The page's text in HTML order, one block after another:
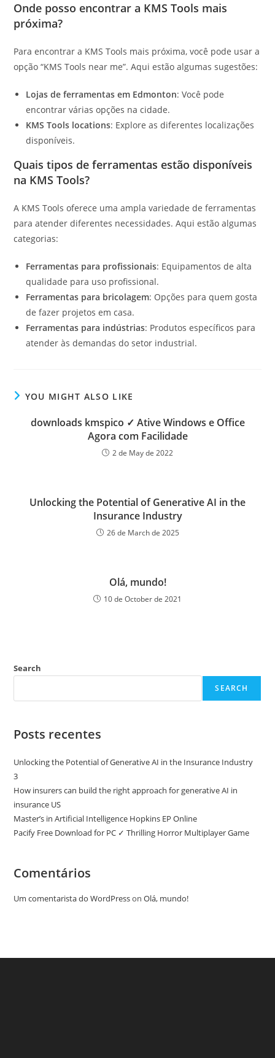
Onde posso encontrar a KMS Tools mais
próxima?
Para encontrar a KMS Tools mais próxima, você pode usar a
opção “KMS Tools near me”. Aqui estão algumas sugestões:
Lojas de ferramentas em Edmonton: Você pode
encontrar várias opções na cidade.
KMS Tools locations: Explore as diferentes localizações
disponíveis.
Quais tipos de ferramentas estão disponíveis
na KMS Tools?
A KMS Tools oferece uma ampla variedade de ferramentas
para atender diferentes necessidades. Aqui estão algumas
categorias:
Ferramentas para profissionais: Equipamentos de alta
qualidade para uso profissional.
Ferramentas para bricolagem: Opções para quem gosta
de fazer projetos em casa.
Ferramentas para indústrias: Produtos específicos para
atender às demandas do setor industrial.
YOU MIGHT ALSO LIKE
downloads kmspico ✓ Ative Windows e Office
Agora com Facilidade
2 de May de 2022
Unlocking the Potential of Generative AI in the
Insurance Industry
26 de March de 2025
Olá, mundo!
10 de October de 2021
Search
SEARCH
Posts recentes
Unlocking the Potential of Generative AI in the Insurance Industry
3
How insurers can build the right approach for generative AI in
insurance US
Master’s in Artificial Intelligence Hopkins EP Online
Pacify Free Download for PC ✓ Thrilling Horror Multiplayer Game
Comentários
Um comentarista do WordPressonOlá, mundo!